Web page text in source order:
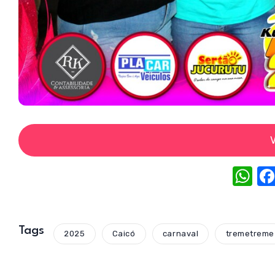
W
s
Tags 2025 Caicó carnaval tremetreme